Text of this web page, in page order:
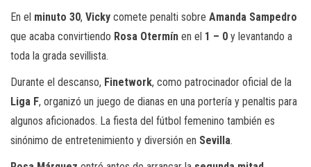
En el minuto 30, Vicky comete penalti sobre Amanda Sampedro
que acaba convirtiendo Rosa Otermín en el 1 – 0 y levantando a
toda la grada sevillista.
Durante el descanso, Finetwork, como patrocinador oficial de la
Liga F, organizó un juego de dianas en una portería y penaltis para
algunos aficionados. La fiesta del fútbol femenino también es
sinónimo de entretenimiento y diversión en Sevilla.